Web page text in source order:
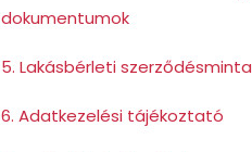
dokumentumok
5. Lakásbérleti szerződésminta
6. Adatkezelési tájékoztató